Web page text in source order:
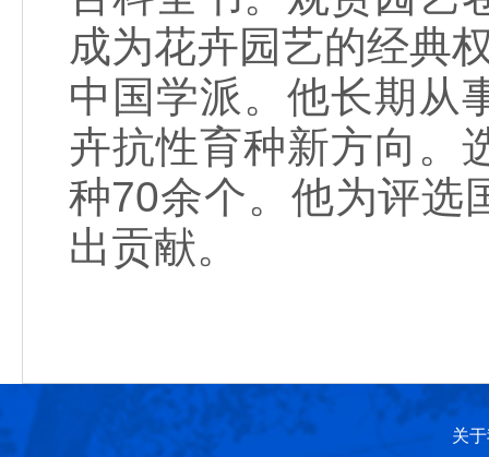
成为花卉园艺的经典
中国学派。他长期从
卉抗性育种新方向。
种70余个。他为评选
出贡献。
关